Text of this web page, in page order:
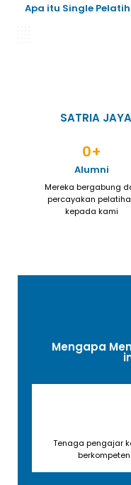
Apa itu Single
SATRIA
Alumni
0+
Mereka bergabung
percayakan
kepada kami
Mengapa
Tenaga pengajar